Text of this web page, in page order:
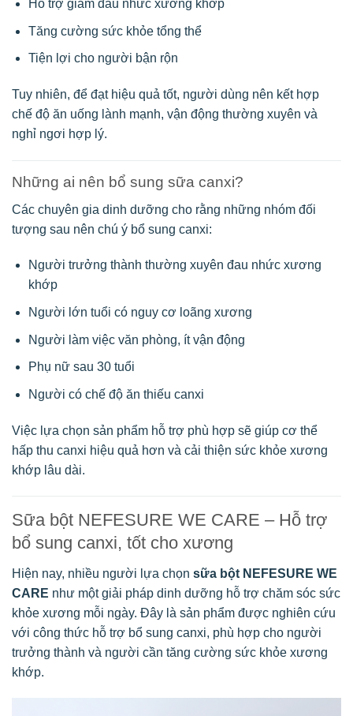
Hỗ trợ giảm đau nhức xương khớp
Tăng cường sức khỏe tổng thể
Tiện lợi cho người bận rộn
Tuy nhiên, để đạt hiệu quả tốt, người dùng nên kết hợp
chế độ ăn uống lành mạnh, vận động thường xuyên và
nghỉ ngơi hợp lý.
Những ai nên bổ sung sữa canxi?
Các chuyên gia dinh dưỡng cho rằng những nhóm đối
tượng sau nên chú ý bổ sung canxi:
Người trưởng thành thường xuyên đau nhức xương
khớp
Người lớn tuổi có nguy cơ loãng xương
Người làm việc văn phòng, ít vận động
Phụ nữ sau 30 tuổi
Người có chế độ ăn thiếu canxi
Việc lựa chọn sản phẩm hỗ trợ phù hợp sẽ giúp cơ thể
hấp thu canxi hiệu quả hơn và cải thiện sức khỏe xương
khớp lâu dài.
Sữa bột NEFESURE WE CARE – Hỗ trợ
bổ sung canxi, tốt cho xương
Hiện nay, nhiều người lựa chọn sữa bột NEFESURE WE
CARE như một giải pháp dinh dưỡng hỗ trợ chăm sóc sức
khỏe xương mỗi ngày. Đây là sản phẩm được nghiên cứu
với công thức hỗ trợ bổ sung canxi, phù hợp cho người
trưởng thành và người cần tăng cường sức khỏe xương
khớp.